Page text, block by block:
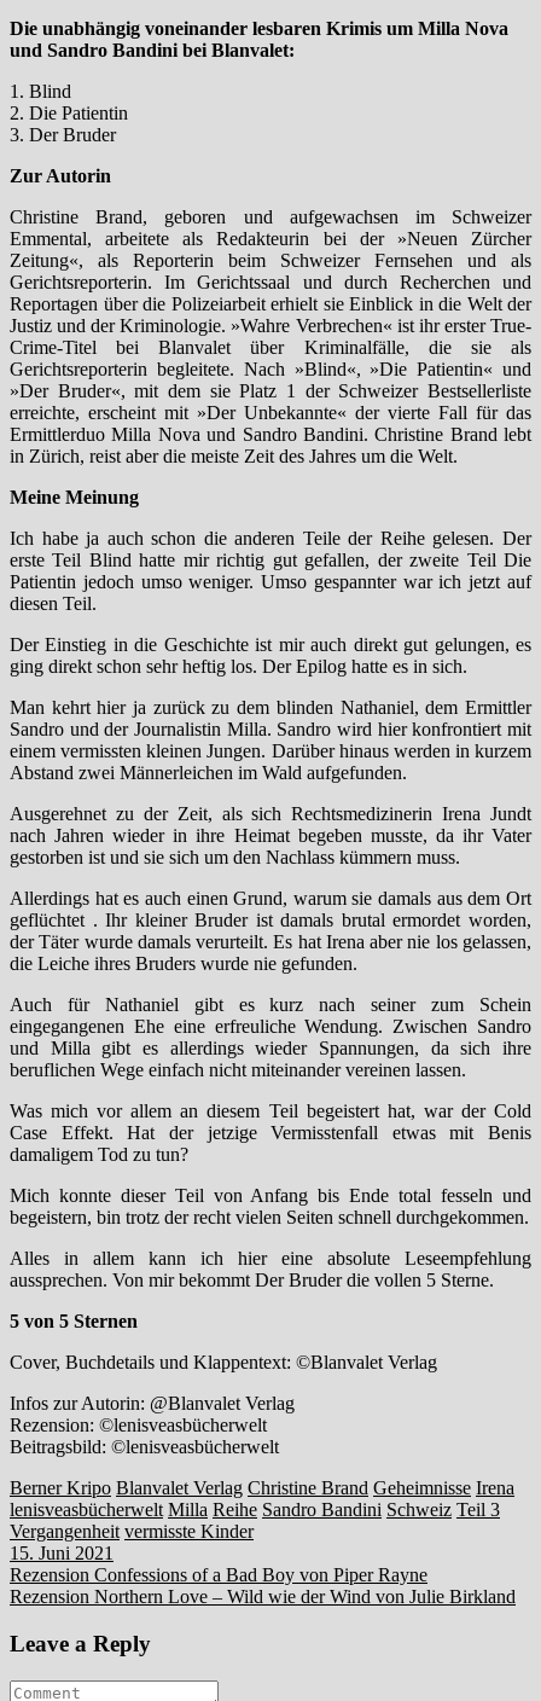
Die unabhängig voneinander lesbaren Krimis um Milla Nova
und Sandro Bandini bei Blanvalet:
1. Blind
2. Die Patientin
3. Der Bruder
Zur Autorin
Christine Brand, geboren und aufgewachsen im Schweizer
Emmental, arbeitete als Redakteurin bei der »Neuen Zürcher
Zeitung«, als Reporterin beim Schweizer Fernsehen und als
Gerichtsreporterin. Im Gerichtssaal und durch Recherchen und
Reportagen über die Polizeiarbeit erhielt sie Einblick in die Welt der
Justiz und der Kriminologie. »Wahre Verbrechen« ist ihr erster True-
Crime-Titel bei Blanvalet über Kriminalfälle, die sie als
Gerichtsreporterin begleitete. Nach »Blind«, »Die Patientin« und
»Der Bruder«, mit dem sie Platz 1 der Schweizer Bestsellerliste
erreichte, erscheint mit »Der Unbekannte« der vierte Fall für das
Ermittlerduo Milla Nova und Sandro Bandini. Christine Brand lebt
in Zürich, reist aber die meiste Zeit des Jahres um die Welt.
Meine Meinung
Ich habe ja auch schon die anderen Teile der Reihe gelesen. Der
erste Teil Blind hatte mir richtig gut gefallen, der zweite Teil Die
Patientin jedoch umso weniger. Umso gespannter war ich jetzt auf
diesen Teil.
Der Einstieg in die Geschichte ist mir auch direkt gut gelungen, es
ging direkt schon sehr heftig los. Der Epilog hatte es in sich.
Man kehrt hier ja zurück zu dem blinden Nathaniel, dem Ermittler
Sandro und der Journalistin Milla. Sandro wird hier konfrontiert mit
einem vermissten kleinen Jungen. Darüber hinaus werden in kurzem
Abstand zwei Männerleichen im Wald aufgefunden.
Ausgerehnet zu der Zeit, als sich Rechtsmedizinerin Irena Jundt
nach Jahren wieder in ihre Heimat begeben musste, da ihr Vater
gestorben ist und sie sich um den Nachlass kümmern muss.
Allerdings hat es auch einen Grund, warum sie damals aus dem Ort
geflüchtet . Ihr kleiner Bruder ist damals brutal ermordet worden,
der Täter wurde damals verurteilt. Es hat Irena aber nie los gelassen,
die Leiche ihres Bruders wurde nie gefunden.
Auch für Nathaniel gibt es kurz nach seiner zum Schein
eingegangenen Ehe eine erfreuliche Wendung. Zwischen Sandro
und Milla gibt es allerdings wieder Spannungen, da sich ihre
beruflichen Wege einfach nicht miteinander vereinen lassen.
Was mich vor allem an diesem Teil begeistert hat, war der Cold
Case Effekt. Hat der jetzige Vermisstenfall etwas mit Benis
damaligem Tod zu tun?
Mich konnte dieser Teil von Anfang bis Ende total fesseln und
begeistern, bin trotz der recht vielen Seiten schnell durchgekommen.
Alles in allem kann ich hier eine absolute Leseempfehlung
aussprechen. Von mir bekommt Der Bruder die vollen 5 Sterne.
5 von 5 Sternen
Cover, Buchdetails und Klappentext: ©Blanvalet Verlag
Infos zur Autorin: @Blanvalet Verlag
Rezension: ©lenisveasbücherwelt
Beitragsbild: ©lenisveasbücherwelt
Berner Kripo Blanvalet Verlag Christine Brand Geheimnisse Irena
lenisveasbücherwelt Milla Reihe Sandro Bandini Schweiz Teil 3
Vergangenheit vermisste Kinder
15. Juni 2021
Beitragsnavigation
Rezension Confessions of a Bad Boy von Piper Rayne
Rezension Northern Love – Wild wie der Wind von Julie Birkland
Leave a Reply